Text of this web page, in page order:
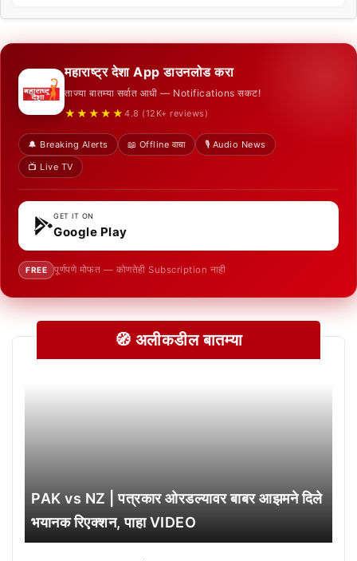
महाराष्ट्र देशा App डाउनलोड करा
ताज्या बातम्या सर्वात आधी — Notifications सकट!
★★★★★ 4.8 (12K+ reviews)
🔔 Breaking Alerts 📖 Offline वाचा
🎙️ Audio News
📺 Live TV
GET IT ON
Google Play
FREE पूर्णपणे मोफत — कोणतेही Subscription नाही
🧭 अलीकडील बातम्या
PAK vs NZ | पत्रकार ओरडल्यावर बाबर आझमने दिले
भयानक रिएक्शन, पाहा VIDEO